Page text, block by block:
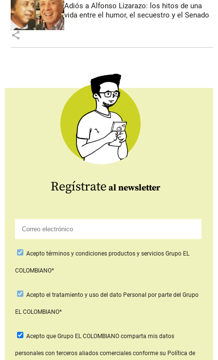
Adiós a Alfonso Lizarazo: los hitos de una
vida entre el humor, el secuestro y el Senado
share
Regístrate al newsletter
Aceptotérminos y condiciones productos y serviciosGrupo EL
COLOMBIANO*
Acepto el tratamiento y uso del dato Personal por parte del Grupo
EL COLOMBIANO*
Acepto que Grupo EL COLOMBIANOcomparta mis datos
personales con terceros aliados comerciales conforme su Política de